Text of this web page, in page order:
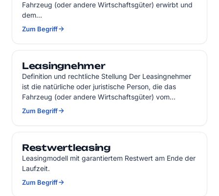
Fahrzeug (oder andere Wirtschaftsgüter) erwirbt und
dem…
Zum Begriff
Leasingnehmer
Definition und rechtliche Stellung Der Leasingnehmer
ist die natürliche oder juristische Person, die das
Fahrzeug (oder andere Wirtschaftsgüter) vom…
Zum Begriff
Restwertleasing
Leasingmodell mit garantiertem Restwert am Ende der
Laufzeit.
Zum Begriff